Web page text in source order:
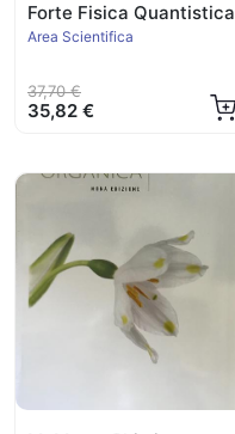
Forte Fisica Quantistica
Area Scientifica
37,70 €
35,82 €